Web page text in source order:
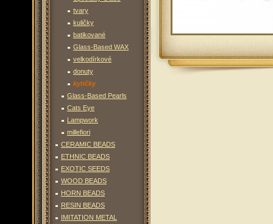
tvary
kuličky
batikované
Glass-Based WAX
velkodírkové
donuty
kytičky
Glass-Based Pearls
Cats Eye
Lampwork
millefiori
CERAMIC BEADS
ETHNIC BEADS
EXOTIC SEEDS
WOOD BEADS
HORN BEADS
RESIN BEADS
IMITATION METAL